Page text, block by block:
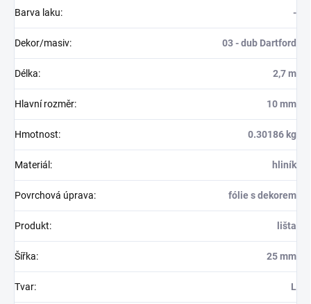
Barva laku: -
Dekor/masiv: 03 - dub Dartford
Délka: 2,7 m
Hlavní rozměr: 10 mm
Hmotnost: 0.30186 kg
Materiál : hliník
Povrchová úprava: fólie s dekorem
Produkt: lišta
Šířka: 25 mm
Tvar: L